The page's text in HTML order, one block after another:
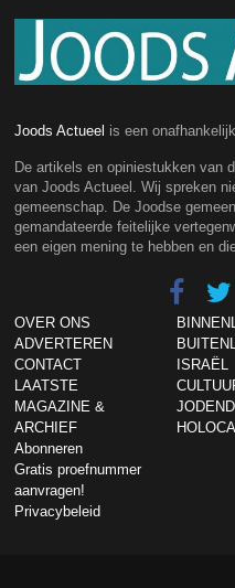
Joods Actueel is een
De artikels en opiniestukken van
van Joods Actueel. Wij spreken
gemeenschap. De Joodse
gemandateerde feitelijke
een eigen mening te hebben en
OVER ONS
ADVERTEREN
CONTACT
LAATSTE
MAGAZINE &
ARCHIEF
Abonneren
Gratis proefnummer
aanvragen!
Privacybeleid
ISRAËL